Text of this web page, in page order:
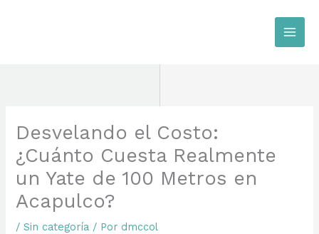
Desvelando el Costo:
¿Cuánto Cuesta Realmente
un Yate de 100 Metros en
Acapulco?
/Sin categoría / Por dmccol